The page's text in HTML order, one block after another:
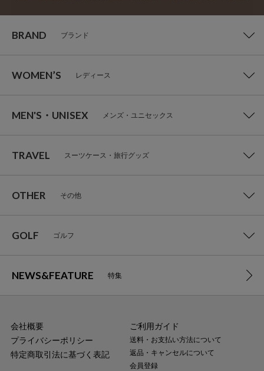
BRAND ブランド
WOMEN’S レディース
MEN'S・UNISEX メンズ・ユニセックス
TRAVEL スーツケース・旅行グッズ
OTHER その他
GOLF ゴルフ
NEWS&FEATURE 特集
会社概要
プライバシーポリシー
特定商取引法に基づく表記
ご利用ガイド
送料・お支払い方法について
返品・キャンセルについて
会員登録